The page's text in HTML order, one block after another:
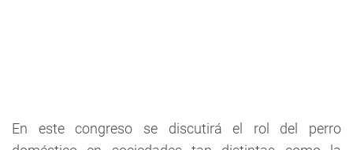
En este congreso se discutirá el rol del perro